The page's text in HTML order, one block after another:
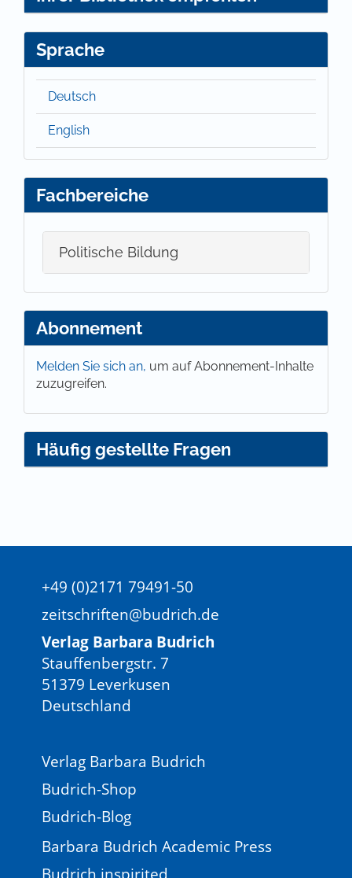
Sprache
Deutsch
English
Fachbereiche
Politische Bildung
Abonnement
Melden Sie sich an, um auf Abonnement-Inhalte
zuzugreifen.
Häufig gestellte Fragen
+49 (0)2171 79491-50
zeitschriften@budrich.de
Verlag Barbara Budrich
Stauffenbergstr. 7
51379 Leverkusen
Deutschland
Verlag Barbara Budrich
Budrich-Shop
Budrich-Blog
Barbara Budrich Academic Press
Budrich inspirited